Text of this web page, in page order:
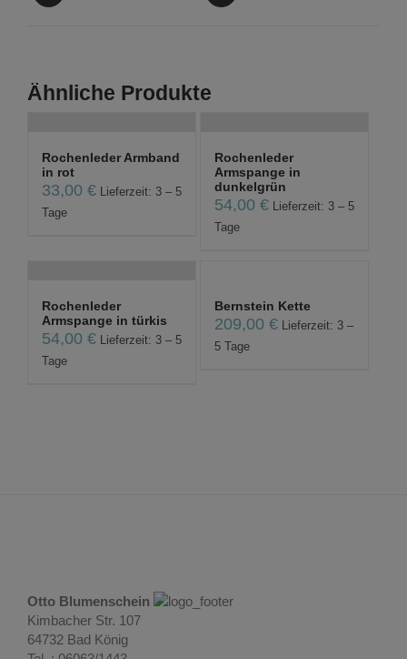
Ähnliche Produkte
Rochenleder Armband
in rot
33,00 €
Lieferzeit: 3 – 5
Tage
Rochenleder
Armspange in
dunkelgrün
54,00€
Lieferzeit: 3 – 5
Tage
Rochenleder
Armspange in türkis
54,00 €
Lieferzeit: 3 – 5
Tage
Bernstein Kette
209,00€
Lieferzeit: 3 –
5 Tage
Otto Blumenschein
Kimbacher Str. 107
64732 Bad König